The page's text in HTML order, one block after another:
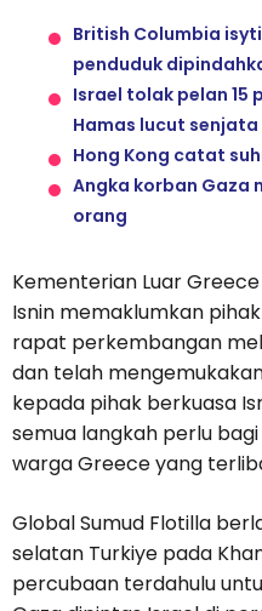
British Columbia
penduduk
Israel tolak pelan 15
Hamas lucut senjata
Hong Kong catat
Angka korban Gaza
orang
Kementerian Luar
Isnin memaklumkan
rapat perkembangan
dan telah
kepada pihak berkuasa
semua langkah perlu
warga Greece yang
Global Sumud Flotilla
selatan Turkiye pada
percubaan terdahulu